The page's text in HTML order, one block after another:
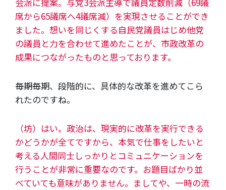
席から65議席へ4議席減）を実現させることができ
ました。想いを同じくする自民党議員はじめ他党
の議員と力を合わせて進めたことが、市政改革の
成果につながったものと思っております。
―――毎期毎期、段階的に、具体的な改革を進めてこら
れたのですね。
（坊）はい。政治は、現実的に改革を実行できる
かどうかが全てですから、本気で仕事をしたいと
考える人間同士しっかりとコミュニケーションを
行うことが非常に重要なのです。お題目ばかり並
べていても意味がありません。ましてや、一時の流